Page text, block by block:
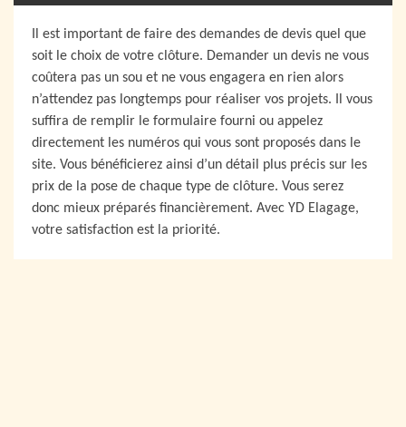
Il est important de faire des demandes de devis quel que
soit le choix de votre clôture. Demander un devis ne vous
coûtera pas un sou et ne vous engagera en rien alors
n’attendez pas longtemps pour réaliser vos projets. Il vous
suffira de remplir le formulaire fourni ou appelez
directement les numéros qui vous sont proposés dans le
site. Vous bénéficierez ainsi d’un détail plus précis sur les
prix de la pose de chaque type de clôture. Vous serez
donc mieux préparés financièrement. Avec YD Elagage,
votre satisfaction est la priorité.